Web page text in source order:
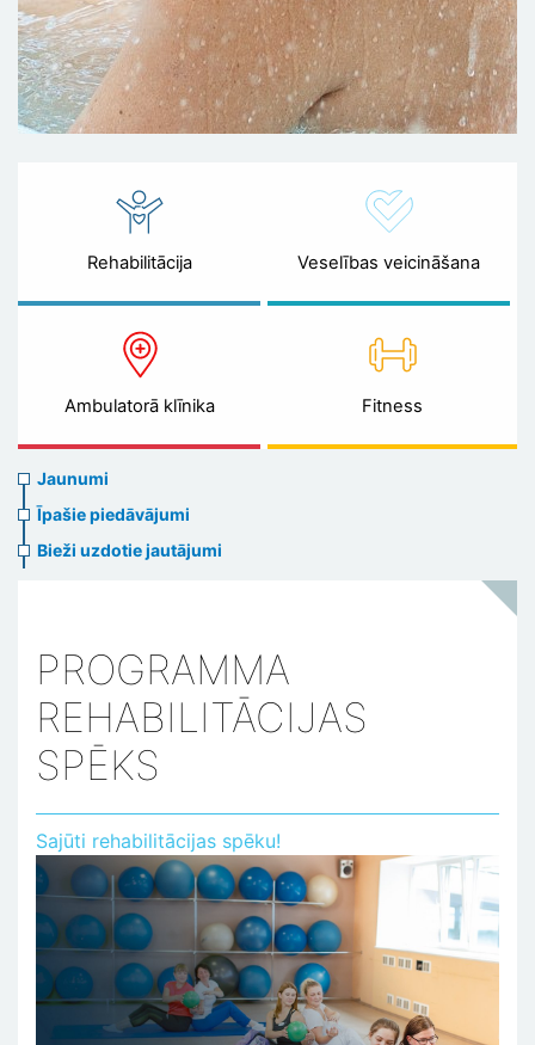
Rehabilitācija Veselības veicināšana
Ambulatorā klīnika Fitness
News
menu
Jaunumi
Īpašie piedāvājumi
Bieži uzdotie jautājumi
PROGRAMMA
REHABILITĀCIJAS
SPĒKS
Sajūti rehabilitācijas spēku!